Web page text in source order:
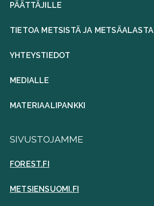
PÄÄTTÄJILLE
TIETOA METSISTÄ JA METSÄALASTA
YHTEYSTIEDOT
MEDIALLE
MATERIAALIPANKKI
SIVUSTOJAMME
FOREST.FI
METSIENSUOMI.FI